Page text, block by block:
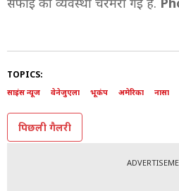
TOPICS:
साइंस न्यूज वेनेजुएला भूकंप अमेरिका नासा
पिछली गैलरी